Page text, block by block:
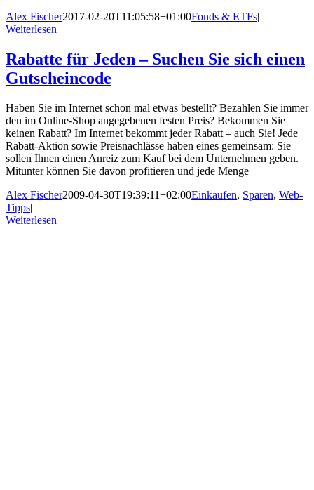
Alex Fischer2017-02-20T11:05:58+01:00Fonds & ETFs|
Weiterlesen
Rabatte für Jeden – Suchen Sie sich einen
Gutscheincode
Haben Sie im Internet schon mal etwas bestellt? Bezahlen Sie immer
den im Online-Shop angegebenen festen Preis? Bekommen Sie
keinen Rabatt? Im Internet bekommt jeder Rabatt – auch Sie! Jede
Rabatt-Aktion sowie Preisnachlässe haben eines gemeinsam: Sie
sollen Ihnen einen Anreiz zum Kauf bei dem Unternehmen geben.
Mitunter können Sie davon profitieren und jede Menge
Alex Fischer2009-04-30T19:39:11+02:00Einkaufen, Sparen, Web-
Tipps|
Weiterlesen